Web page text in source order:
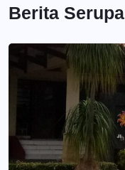
Berita Serupa